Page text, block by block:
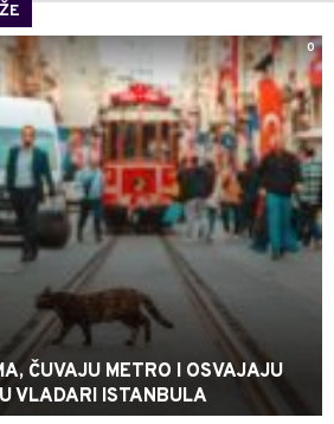
0
ČUVAJU METRO I OSVAJAJU
VLADARI ISTANBULA